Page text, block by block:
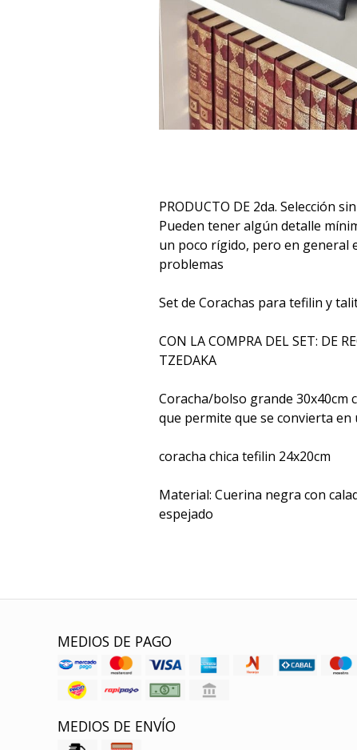
PRODUCTO DE 2da. Selección
Pueden tener algún detalle
un poco rígido, pero en general
problemas
Set de Corachas para tefilin y
CON LA COMPRA DEL SET: DE
TZEDAKA
Coracha/bolso grande 30x40cm
que permite que se convierta en
coracha chica tefilin 24x20cm
Material: Cuerina negra con
espejado
MEDIOS DE PAGO
MEDIOS DE ENVÍO